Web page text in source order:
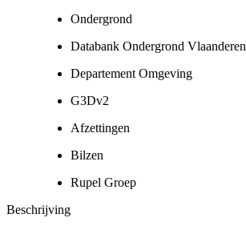
Ondergrond
Databank Ondergrond Vlaanderen
Departement Omgeving
G3Dv2
Afzettingen
Bilzen
Rupel Groep
Beschrijving